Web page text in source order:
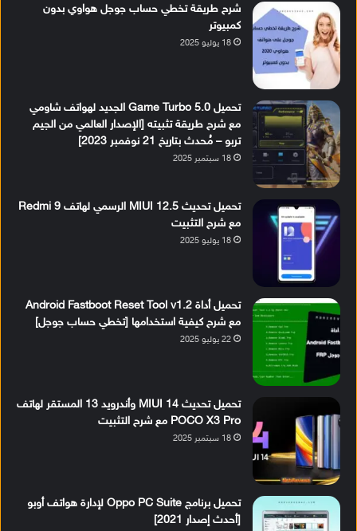
شرح طريقة تخطي حساب جوجل هواوي بدون
كمبيوتر
18 يوليو 2025
تحميل Game Turbo 5.0 الجديد لهواتف شاومي
مع شرح طريقة تثبيته [الإصدار العالمي من الجيم
تربو – مُحدث بتاريخ 21 نوفمبر 2023]
18 سبتمبر 2025
تحميل تحديث MIUI 12.5 الرسمي لهاتف Redmi 9
مع شرح التثبيت
18 يوليو 2025
تحميل أداة Android Fastboot Reset Tool v1.2
مع شرح كيفية استخدامها [تخطي حساب جوجل]
22 يوليو 2025
تحميل تحديث MIUI 14 وأندرويد 13 المستقر لهاتف
POCO X3 Pro مع شرح التثبيت
18 سبتمبر 2025
تحميل برنامج Oppo PC Suite لإدارة هواتف أوبو
[أحدث إصدار 2021]